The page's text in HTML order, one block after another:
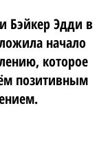
Бэйкер Эдди в
начало
которое
позитивным